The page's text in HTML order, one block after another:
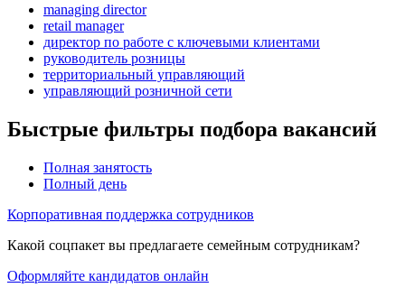
managing director
retail manager
директор по работе с ключевыми клиентами
руководитель розницы
территориальный управляющий
управляющий розничной сети
Быстрые фильтры подбора вакансий
Полная занятость
Полный день
Корпоративная поддержка сотрудников
Какой соцпакет вы предлагаете семейным сотрудникам?
Оформляйте кандидатов онлайн